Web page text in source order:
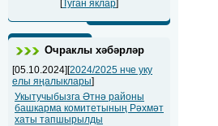
[Туган яклар]
Очраклы хәбәрләр
[05.10.2024][2024/2025 нче уку
елы яңалыклары]
Укытучыбызга Әтнә районы
башкарма комитетының Рәхмәт
хаты тапшырылды